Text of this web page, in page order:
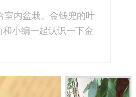
室内盆栽。金钱兜的叶
小编一起认识一下金